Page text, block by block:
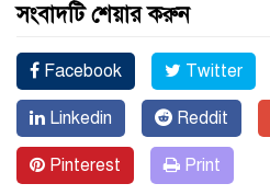
সংবাদটি শেয়ার করুন
Facebook Twitter
Linkedin Reddit
Pinterest Print